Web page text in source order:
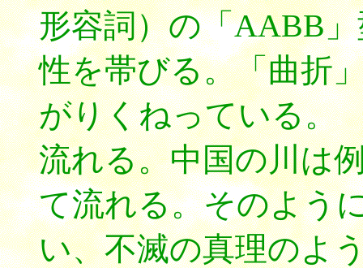
形容詞）の「AABB
性を帯びる。「曲折
がりくねっている。
流れる。中国の川は
て流れる。そのよう
い、不滅の真理のよ